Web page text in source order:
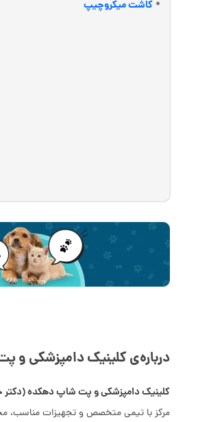
*کاشت میکروچیپ
درباره‌ی کلینیک دامپزشکی
کلینیک دامپزشکی و پت شاپ دهکده (دکتر
مرکز با تیمی متخصص و تجهیزات مناسب،